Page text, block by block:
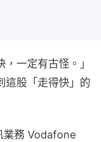
一定有古怪。」
這股「走得快」的
業務 Vodafone